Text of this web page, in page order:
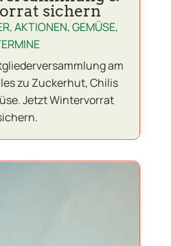
sichern
,AKTIONEN,GEMÜSE,
am
zu Zuckerhut, Chilis
Jetzt Wintervorrat